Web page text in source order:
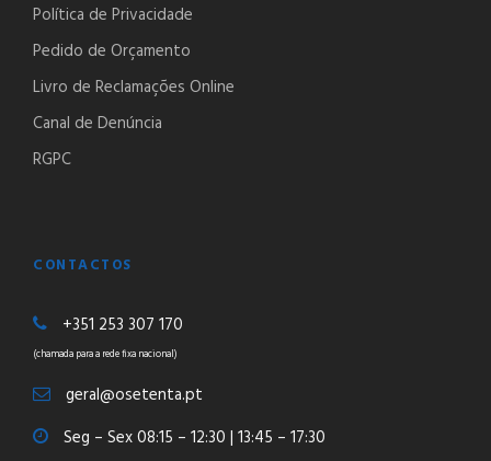
Política de Privacidade
Pedido de Orçamento
Livro de Reclamações Online
Canal de Denúncia
RGPC
CONTACTOS
+351 253 307 170
(chamada para a rede fixa nacional)
geral@osetenta.pt
Seg – Sex 08:15 – 12:30 | 13:45 – 17:30